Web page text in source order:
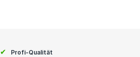
✔ Profi-Qualität